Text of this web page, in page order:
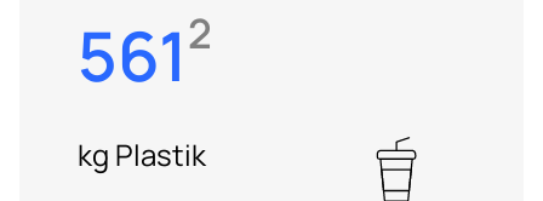
5612
kg Plastik